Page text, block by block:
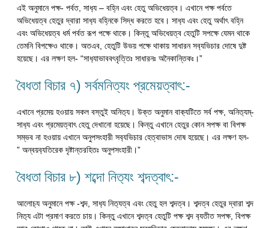
এই অনুমানে পক্ষ- পর্বত, সাধ‍্য – বহ্নি এবং হেতু অভিধেয়ত্ব। এখানে পক্ষ পর্বতে
অভিধেয়ত্ব হেতুর দ্বারা সাধ‍্য বহ্নিকে সিদ্ধ করতে হবে। সাধ‍্য এবং হেতু অর্থাৎ বহ্নি
এবং অভিধেয়ত্ব ধর্ম পর্বত রূপ পক্ষে থাকে। কিন্তু অভিধেয়ত্ব হেতুটি সপক্ষে যেমন থাকে
তেমনি বিপক্ষেও থাকে। অতএব, হেতুটি উভয় পক্ষে থাকায় সাধারন সব‍্যভিচার দোষে দুষ্ট
হয়েছে। এর লক্ষণ হল- “সাধ‍্যাভাববৎবৃত্তিঃ সাধারনঃ অনৈকান্তিকঃ।”
বৈধতা বিচার ৭) সর্বমনিত্যং প্রমেয়ত্বাৎ:-
এখানে প্রমেয় হওয়ায় সকল বস্তুই অনিত‍্য। উক্ত অনুমান বাক‍্যটিতে সর্ব পক্ষ, অনিত‍্যম্-
সাধ‍্য এবং প্রমেয়ত্বাৎ হেতু দেখানো হয়েছে। কিন্তু এখানে হেতুর কোন সপক্ষ বা বিপক্ষ
সম্ভব না হওয়ায় এখানে অনুপসংহারী সব‍্যভিচার হেত্বাভাস দোষ হয়েছে। এর লক্ষণ হল-
” অন্বয়ব‍্যতিরেক দৃষ্টান্তরহিতঃ অনুপসংহারী।”
বৈধতা বিচার ৮) শব্দো নিত‍্যং শব্দত্বাৎ:-
আলোচ‍্য অনুমানে পক্ষ -শব্দ, সাধ‍্য নিত‍্যত্ব এবং হেতু হল শব্দত্ব। শব্দত্ব হেতুর দ্বারা শব্দ
নিত‍্য এটা প্রমাণ করতে চায়। কিন্তু এখানে শব্দত্ব হেতুটি পক্ষ শব্দ ব‍্যতীত সপক্ষ, বিপক্ষ